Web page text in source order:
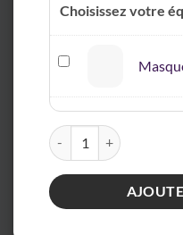
Choisissez votre
Masque
quantité de Fumithor